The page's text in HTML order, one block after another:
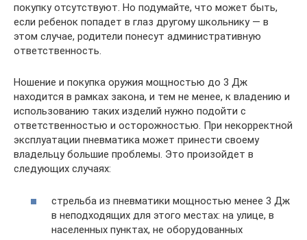
покупку отсутствуют. Но подумайте, что может быть,
если ребенок попадет в глаз другому школьнику — в
этом случае, родители понесут административную
ответственность.
Ношение и покупка оружия мощностью до 3 Дж
находится в рамках закона, и тем не менее, к владению и
использованию таких изделий нужно подойти с
ответственностью и осторожностью. При некорректной
эксплуатации пневматика может принести своему
владельцу большие проблемы. Это произойдет в
следующих случаях:
стрельба из пневматики мощностью менее 3 Дж
в неподходящих для этого местах: на улице, в
населенных пунктах, не оборудованных